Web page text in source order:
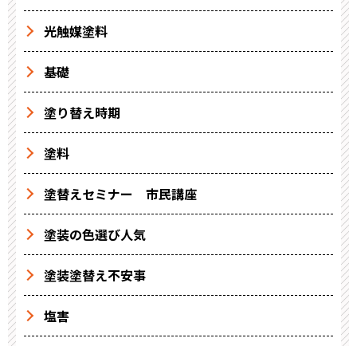
光触媒塗料
基礎
塗り替え時期
塗料
塗替えセミナー 市民講座
塗装の色選び人気
塗装塗替え不安事
塩害